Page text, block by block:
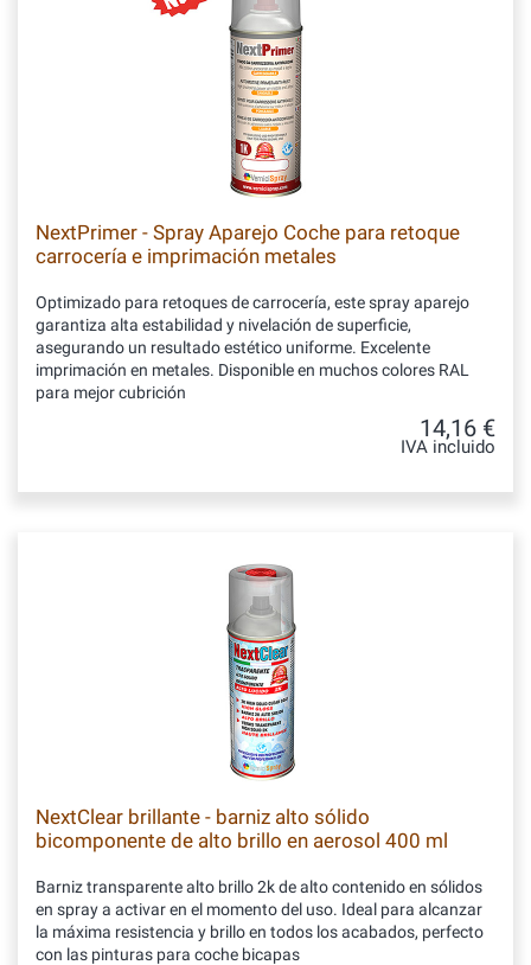
NextPrimer - Spray Aparejo Coche para retoque
carrocería e imprimación metales
Optimizado para retoques de carrocería, este spray aparejo
garantiza alta estabilidad y nivelación de superficie,
asegurando un resultado estético uniforme. Excelente
imprimación en metales. Disponible en muchos colores RAL
para mejor cubrición
14,16 €
IVA incluido
NextClear brillante - barniz alto sólido
bicomponente de alto brillo en aerosol 400 ml
Barniz transparente alto brillo 2k de alto contenido en sólidos
en spray a activar en el momento del uso. Ideal para alcanzar
la máxima resistencia y brillo en todos los acabados, perfecto
con las pinturas para coche bicapas